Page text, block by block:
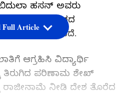
ಹಸನ್ ಅವರು
ಬಾಂಗ್ಲಾದೇಶದ
ಟಿವಿ ವರದಿ ಮಾಡಿದೆ.
ಆಗ್ರಹಿಸಿ ವಿದ್ಯಾರ್ಥಿ
ತಿರುಗಿದ ಪರಿಣಾಮ ಶೇಖ್
ರಾಜೀನಾಮೆ ನೀಡಿ ದೇಶ ತೊರೆದ
Full Article